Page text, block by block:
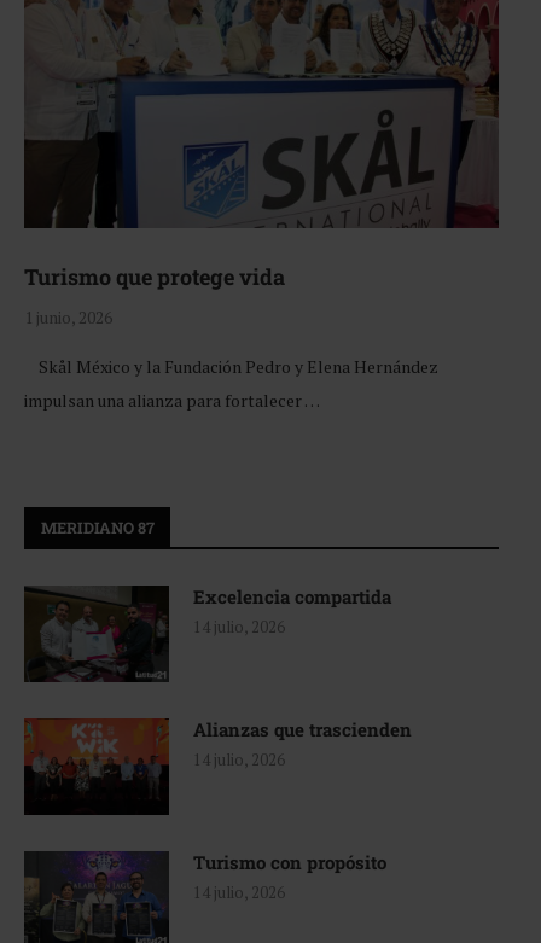
Turismo que protege vida
1 junio, 2026
Skål México y la Fundación Pedro y Elena Hernández
impulsan una alianza para fortalecer …
MERIDIANO 87
Excelencia compartida
14 julio, 2026
Alianzas que trascienden
14 julio, 2026
Turismo con propósito
14 julio, 2026